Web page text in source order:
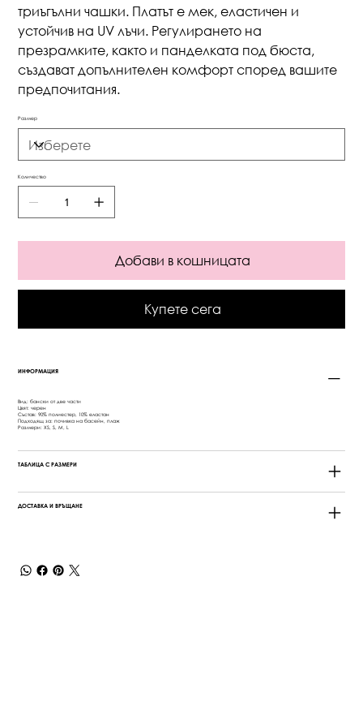
триъгълни чашки. Платът е мек, еластичен и
устойчив на UV лъчи. Регулирането на
презрамките, както и панделката под бюста,
създават допълнителен комфорт според вашите
предпочитания.
Размер
Количество
Добави в кошницата
Купете сега
ИНФОРМАЦИЯ
Вид: бански от две части
Цвят: черен
Състав: 90% полиестер, 10% еластан
Подходящ за: почивка на басейн, плаж
Размери: XS, S, M, L
ТАБЛИЦА С РАЗМЕРИ
ДОСТАВКА И ВРЪЩАНЕ